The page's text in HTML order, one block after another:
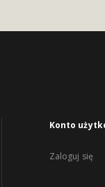
Konto
Zaloguj się